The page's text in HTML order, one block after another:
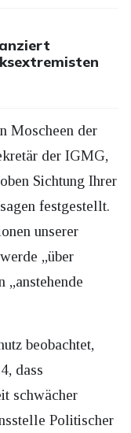
Moscheen der
der IGMG,
Sichtung Ihrer
festgestellt.
unserer
„über
„anstehende
beobachtet,
dass
schwächer
Politischer